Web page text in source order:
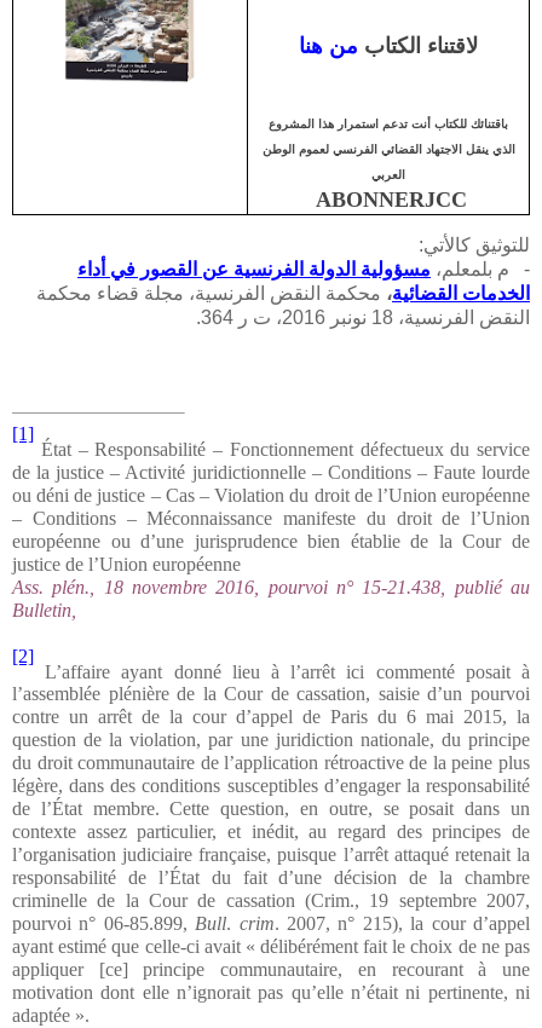
لاقتناء الكتاب من هنا
باقتنائك للكتاب أنت تدعم استمرار هذا المشروع
الذي ينقل الاجتهاد القضائي الفرنسي لعموم الوطن
العربي
ABONNERJCC
للتوثيق كالأتي:
- م بلمعلم، مسؤولية الدولة الفرنسية عن القصور في أداء
الخدمات القضائية، محكمة النقض الفرنسية، مجلة قضاء محكمة
النقض الفرنسية، 18 نونبر 2016، ت ر 364.
[1]
État – Responsabilité – Fonctionnement défectueux du service
de la justice – Activité juridictionnelle – Conditions – Faute lourde
ou déni de justice – Cas – Violation du droit de l’Union européenne
– Conditions – Méconnaissance manifeste du droit de l’Union
européenne ou d’une jurisprudence bien établie de la Cour de
justice de l’Union européenne
Ass. plén., 18 novembre 2016, pourvoi n° 15-21.438, publié au
Bulletin,
[2]
L’affaire ayant donné lieu à l’arrêt ici commenté posait à
l’assemblée plénière de la Cour de cassation, saisie d’un pourvoi
contre un arrêt de la cour d’appel de Paris du 6 mai 2015, la
question de la violation, par une juridiction nationale, du principe
du droit communautaire de l’application rétroactive de la peine plus
légère, dans des conditions susceptibles d’engager la responsabilité
de l’État membre. Cette question, en outre, se posait dans un
contexte assez particulier, et inédit, au regard des principes de
l’organisation judiciaire française, puisque l’arrêt attaqué retenait la
responsabilité de l’État du fait d’une décision de la chambre
criminelle de la Cour de cassation (Crim., 19 septembre 2007,
pourvoi n° 06-85.899,Bull. crim. 2007, n° 215), la cour d’appel
ayant estimé que celle-ci avait « délibérément fait le choix de ne pas
appliquer [ce] principe communautaire, en recourant à une
motivation dont elle n’ignorait pas qu’elle n’était ni pertinente, ni
adaptée ».